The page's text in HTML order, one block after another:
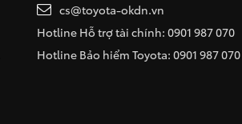
cs@toyota-okdn.vn
Hotline Hỗ trợ tài chính: 0901 987 070
Hotline Bảo hiểm Toyota: 0901 987 070